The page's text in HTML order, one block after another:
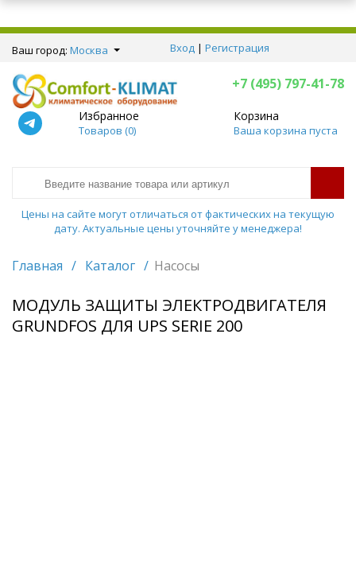
Ваш город: Москва Вход | Регистрация
+7 (495) 797-41-78
Избранное
Товаров (0)
Корзина
Ваша корзина пуста
Цены на сайте могут отличаться от фактических на текущую
дату. Актуальные цены уточняйте у менеджера!
Главная / Каталог / Насосы
МОДУЛЬ ЗАЩИТЫ ЭЛЕКТРОДВИГАТЕЛЯ
GRUNDFOS ДЛЯ UPS SERIE 200